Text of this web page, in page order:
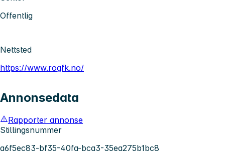
Offentlig
Nettsted
https://www.rogfk.no/
Annonsedata
Rapporter annonse
Stillingsnummer
a6f5ec83-bf35-40fa-bca3-35ea275b1bc8